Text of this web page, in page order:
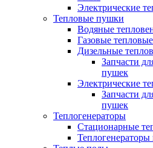
Электрические
Тепловые пушки
Водяные
Газовые
Дизельные
Запчасти
пушек
Электрические
Запчасти
пушек
Теплогенераторы
Cтационарные